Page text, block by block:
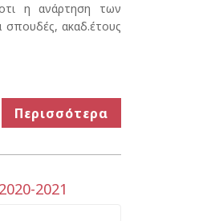
η ανάρτηση των
σπουδές, ακαδ.έτους
Περισσότερα
2021